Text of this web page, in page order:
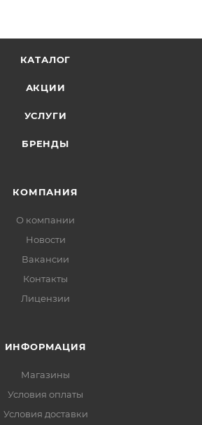
КАТАЛОГ
АКЦИИ
УСЛУГИ
БРЕНДЫ
КОМПАНИЯ
О компании
Новости
Вакансии
Контакты
Лицензии
ИНФОРМАЦИЯ
Магазины
Условия оплаты
Условия доставки